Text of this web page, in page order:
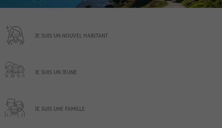
JE SUIS UN NOUVEL HABITANT
JE SUIS UN JEUNE
JE SUIS UNE FAMILLE